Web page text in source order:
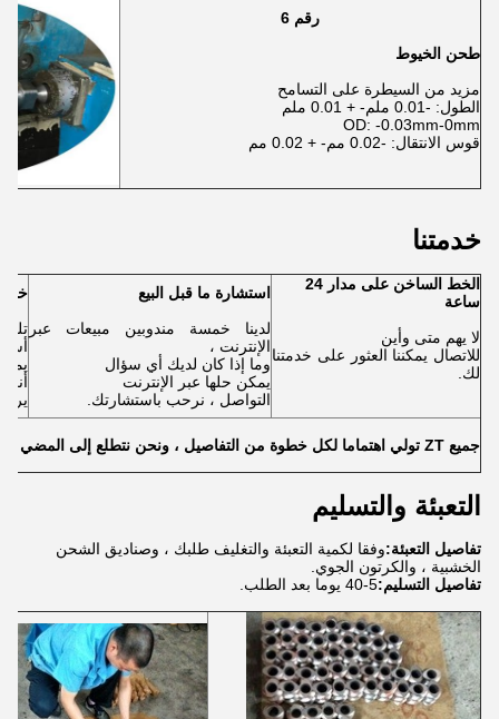
رقم 6
طحن الخيوط
مزيد من السيطرة على التسامح
الطول: -0.01 ملم- + 0.01 ملم
OD: -0.03mm-0mm
قوس الانتقال: -0.02 مم- + 0.02 مم
خدمتنا
الخط الساخن على مدار 24
ساعة
لا يهم متى وأين
للاتصال يمكننا العثور على خدمتنا
لك.
استشارة ما قبل البيع
لدينا خمسة مندوبين مبيعات عبر
الإنترنت ،
وما إذا كان لديك أي سؤال
يمكن حلها عبر الإنترنت
التواصل ، نرحب باستشارتك.
أنت
جميع ZT تولي اهتماما لكل خطوة من التفاصيل ، ونحن نتطلع إلى المضي قدما معكم!
التعبئة والتسليم
تفاصيل التعبئة:وفقا لكمية التعبئة والتغليف طلبك ، وصناديق الشحن
الخشبية ، والكرتون الجوي.
تفاصيل التسليم:5-40 يوما بعد الطلب.